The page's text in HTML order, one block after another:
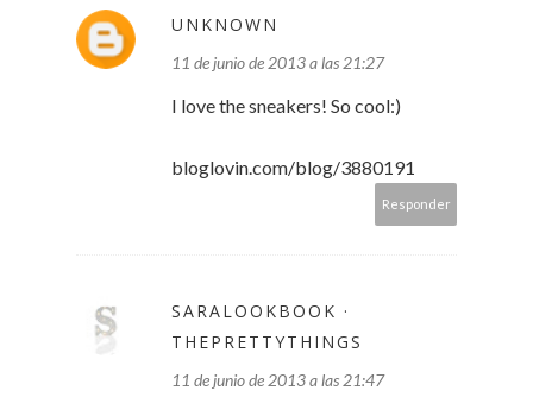
UNKNOWN
11 de junio de 2013 a las 21:27
I love the sneakers! So cool:)
bloglovin.com/blog/3880191
Responder
SARALOOKBOOK ·
THEPRETTYTHINGS
11 de junio de 2013 a las 21:47